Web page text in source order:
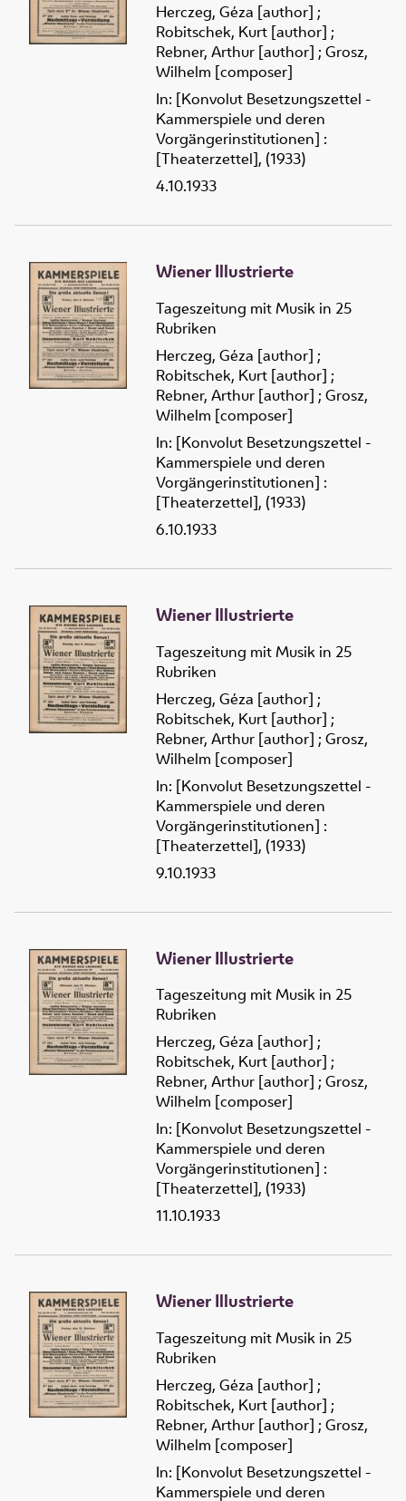
Herczeg, Géza [author] ;
Robitschek, Kurt [author] ;
Rebner, Arthur [author] ; Grosz,
Wilhelm [composer]
In: [Konvolut Besetzungszettel -
Kammerspiele und deren
Vorgängerinstitutionen] :
[Theaterzettel], (1933)
4.10.1933
Wiener Illustrierte
Tageszeitung mit Musik in 25
Rubriken
Herczeg, Géza [author] ;
Robitschek, Kurt [author] ;
Rebner, Arthur [author] ; Grosz,
Wilhelm [composer]
In: [Konvolut Besetzungszettel -
Kammerspiele und deren
Vorgängerinstitutionen] :
[Theaterzettel], (1933)
6.10.1933
Wiener Illustrierte
Tageszeitung mit Musik in 25
Rubriken
Herczeg, Géza [author] ;
Robitschek, Kurt [author] ;
Rebner, Arthur [author] ; Grosz,
Wilhelm [composer]
In: [Konvolut Besetzungszettel -
Kammerspiele und deren
Vorgängerinstitutionen] :
[Theaterzettel], (1933)
9.10.1933
Wiener Illustrierte
Tageszeitung mit Musik in 25
Rubriken
Herczeg, Géza [author] ;
Robitschek, Kurt [author] ;
Rebner, Arthur [author] ; Grosz,
Wilhelm [composer]
In: [Konvolut Besetzungszettel -
Kammerspiele und deren
Vorgängerinstitutionen] :
[Theaterzettel], (1933)
11.10.1933
Wiener Illustrierte
Tageszeitung mit Musik in 25
Rubriken
Herczeg, Géza [author] ;
Robitschek, Kurt [author] ;
Rebner, Arthur [author] ; Grosz,
Wilhelm [composer]
In: [Konvolut Besetzungszettel -
Kammerspiele und deren